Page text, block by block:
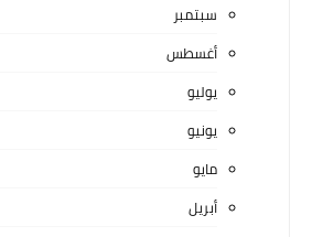
سبتمبر
أغسطس
يوليو
يونيو
مايو
أبريل